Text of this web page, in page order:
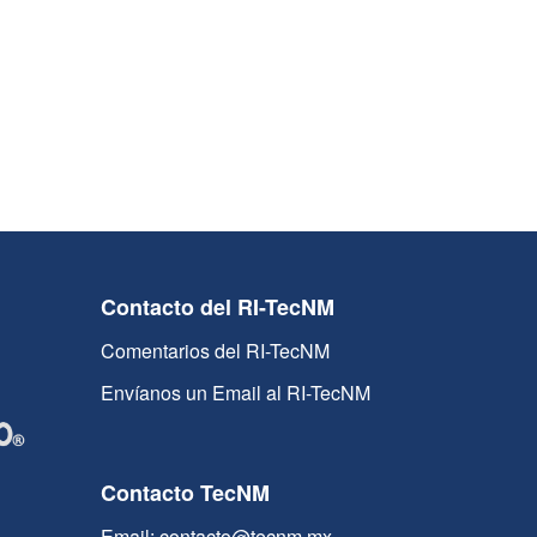
Contacto del RI-TecNM
Comentarios del RI-TecNM
Envíanos un Email al RI-TecNM
Contacto TecNM